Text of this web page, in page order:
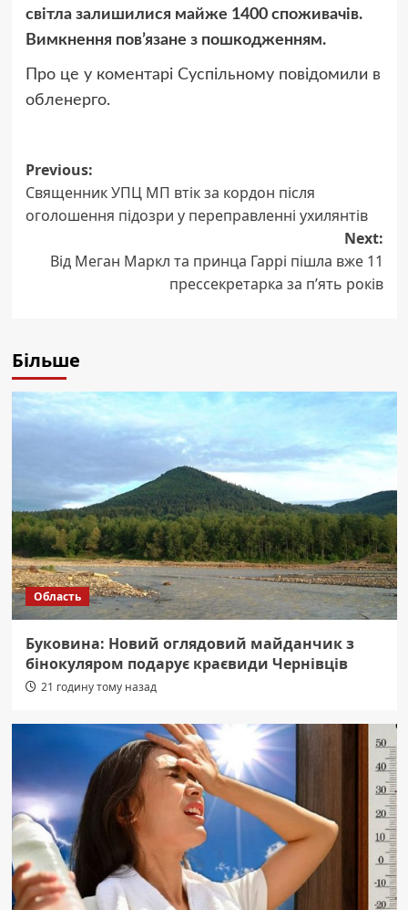
світла залишилися майже 1400 споживачів.
Вимкнення пов’язане з пошкодженням.
Про це у коментарі Суспільному повідомили в
обленерго.
Post
navigation
Previous:
Священник УПЦ МП втік за кордон після
оголошення підозри у переправленні ухилянтів
Next:
Від Меган Маркл та принца Гаррі пішла вже 11
прессекретарка за п’ять років
Більше
Область
Буковина: Новий оглядовий майданчик з
бінокуляром подарує краєвиди Чернівців
21 годину тому назад